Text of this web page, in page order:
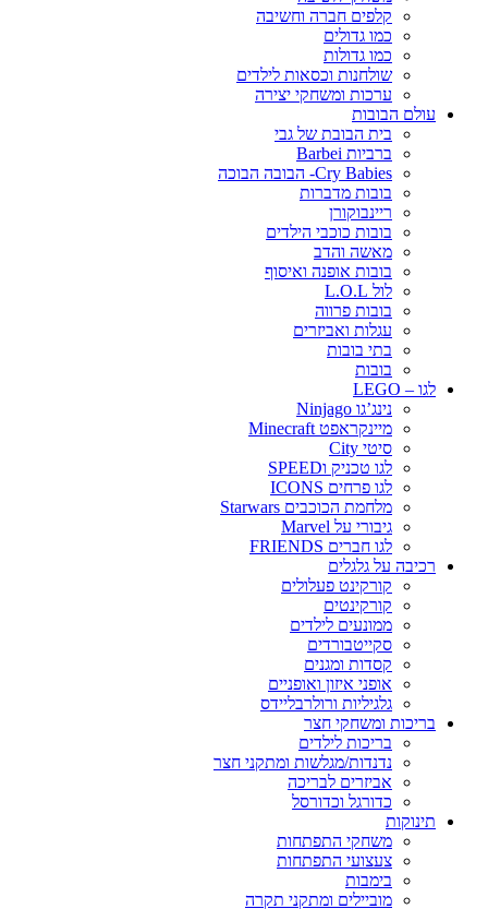
קלפים חברה וחשיבה
כמו גדולים
כמו גדולות
שולחנות וכסאות לילדים
ערכות ומשחקי יצירה
עולם הבובות
בית הבובת של גבי
ברביות Barbei
Cry Babies- הבובה הבוכה
בובות מדברות
ריינבוקורן
בובות כוכבי הילדים
מאשה והדב
בובות אופנה ואיסוף
לול L.O.L
בובות פרווה
עגלות ואביזרים
בתי בובות
בובות
לגו – LEGO
נינג’גו Ninjago
מיינקראפט Minecraft
סיטי City
לגו טכניק וSPEED
לגו פרחים ICONS
מלחמת הכוכבים Starwars
גיבורי על Marvel
לגו חברים FRIENDS
רכיבה על גלגלים
קורקינט פעלולים
קורקינטים
ממונעים לילדים
סקייטבורדים
קסדות ומגנים
אופני איזון ואופניים
גלגיליות ורולרבליידס
בריכות ומשחקי חצר
בריכות לילדים
נדנדות/מגלשות ומתקני חצר
אביזרים לבריכה
כדורגל וכדורסל
תינוקות
משחקי התפתחות
צעצועי התפתחות
בימבות
מוביילים ומתקני תקרה